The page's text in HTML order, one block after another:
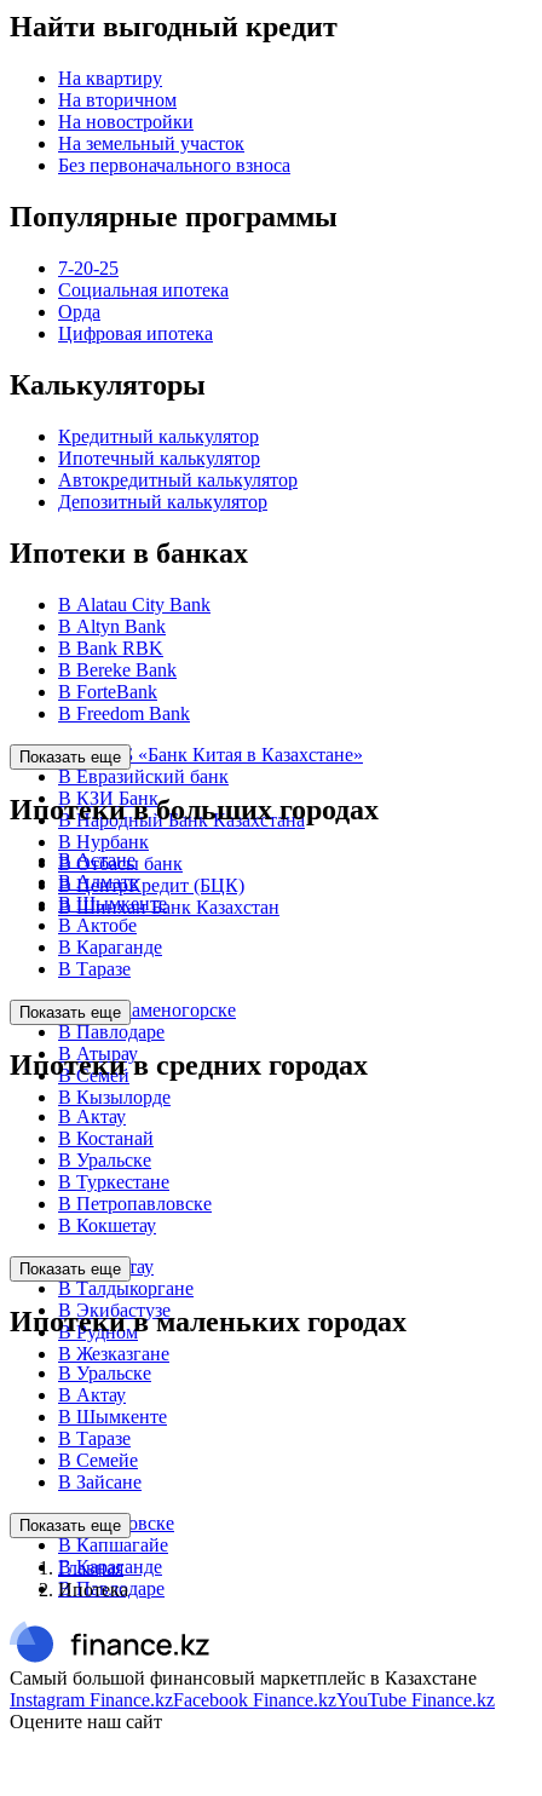
Найти выгодный кредит
На квартиру
На вторичном
На новостройки
На земельный участок
Без первоначального взноса
Популярные программы
7-20-25
Социальная ипотека
Орда
Цифровая ипотека
Калькуляторы
Кредитный калькулятор
Ипотечный калькулятор
Автокредитный калькулятор
Депозитный калькулятор
Ипотеки в банках
В Alatau City Bank
В Altyn Bank
В Bank RBK
В Bereke Bank
В ForteBank
В Freedom Bank
В АО ДБ «Банк Китая в Казахстане»
В Евразийский банк
В КЗИ Банк
В Народный Банк Казахстана
В Нурбанк
В Отбасы банк
В ЦентрКредит (БЦК)
В Шинхан Банк Казахстан
Показать еще
Ипотеки в больших городах
В Астане
В Алмате
В Шымкенте
В Актобе
В Караганде
В Таразе
В Усть-Каменогорске
В Павлодаре
В Атырау
В Семей
В Кызылорде
Показать еще
Ипотеки в средних городах
В Актау
В Костанай
В Уральске
В Туркестане
В Петропавловске
В Кокшетау
В Темиртау
В Талдыкоргане
В Экибастузе
В Рудном
В Жезказгане
Показать еще
Ипотеки в маленьких городах
В Уральске
В Актау
В Шымкенте
В Таразе
В Семейе
В Зайсане
В Зыряновске
В Капшагайе
В Караганде
В Павлодаре
Показать еще
Главная
Ипотека
Самый большой финансовый маркетплейс в Казахстане
Instagram Finance.kzFacebook Finance.kzYouTube Finance.kz
Оцените наш сайт